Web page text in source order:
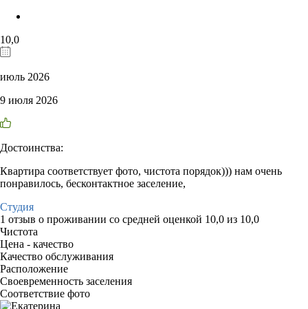
10,0
июль 2026
9 июля 2026
Достоинства:
Квартира соответствует фото, чистота порядок))) нам очень
понравилось, бесконтактное заселение,
Студия
1 отзыв о проживании со средней оценкой 10,0 из 10,0
Чистота
Цена - качество
Качество обслуживания
Расположение
Своевременность заселения
Соответствие фото